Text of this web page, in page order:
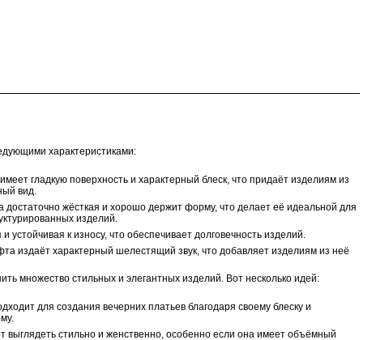
характеристиками:
гладкую поверхность и характерный блеск, что придаёт изделиям из
вид.
достаточно жёсткая и хорошо держит форму, что делает её идеальной для
изделий.
устойчивая к износу, что обеспечивает долговечность изделий.
издаёт характерный шелестящий звук, что добавляет изделиям из неё
множество стильных и элегантных изделий. Вот несколько идей:
для создания вечерних платьев благодаря своему блеску и
выглядеть стильно и женственно, особенно если она имеет объёмный